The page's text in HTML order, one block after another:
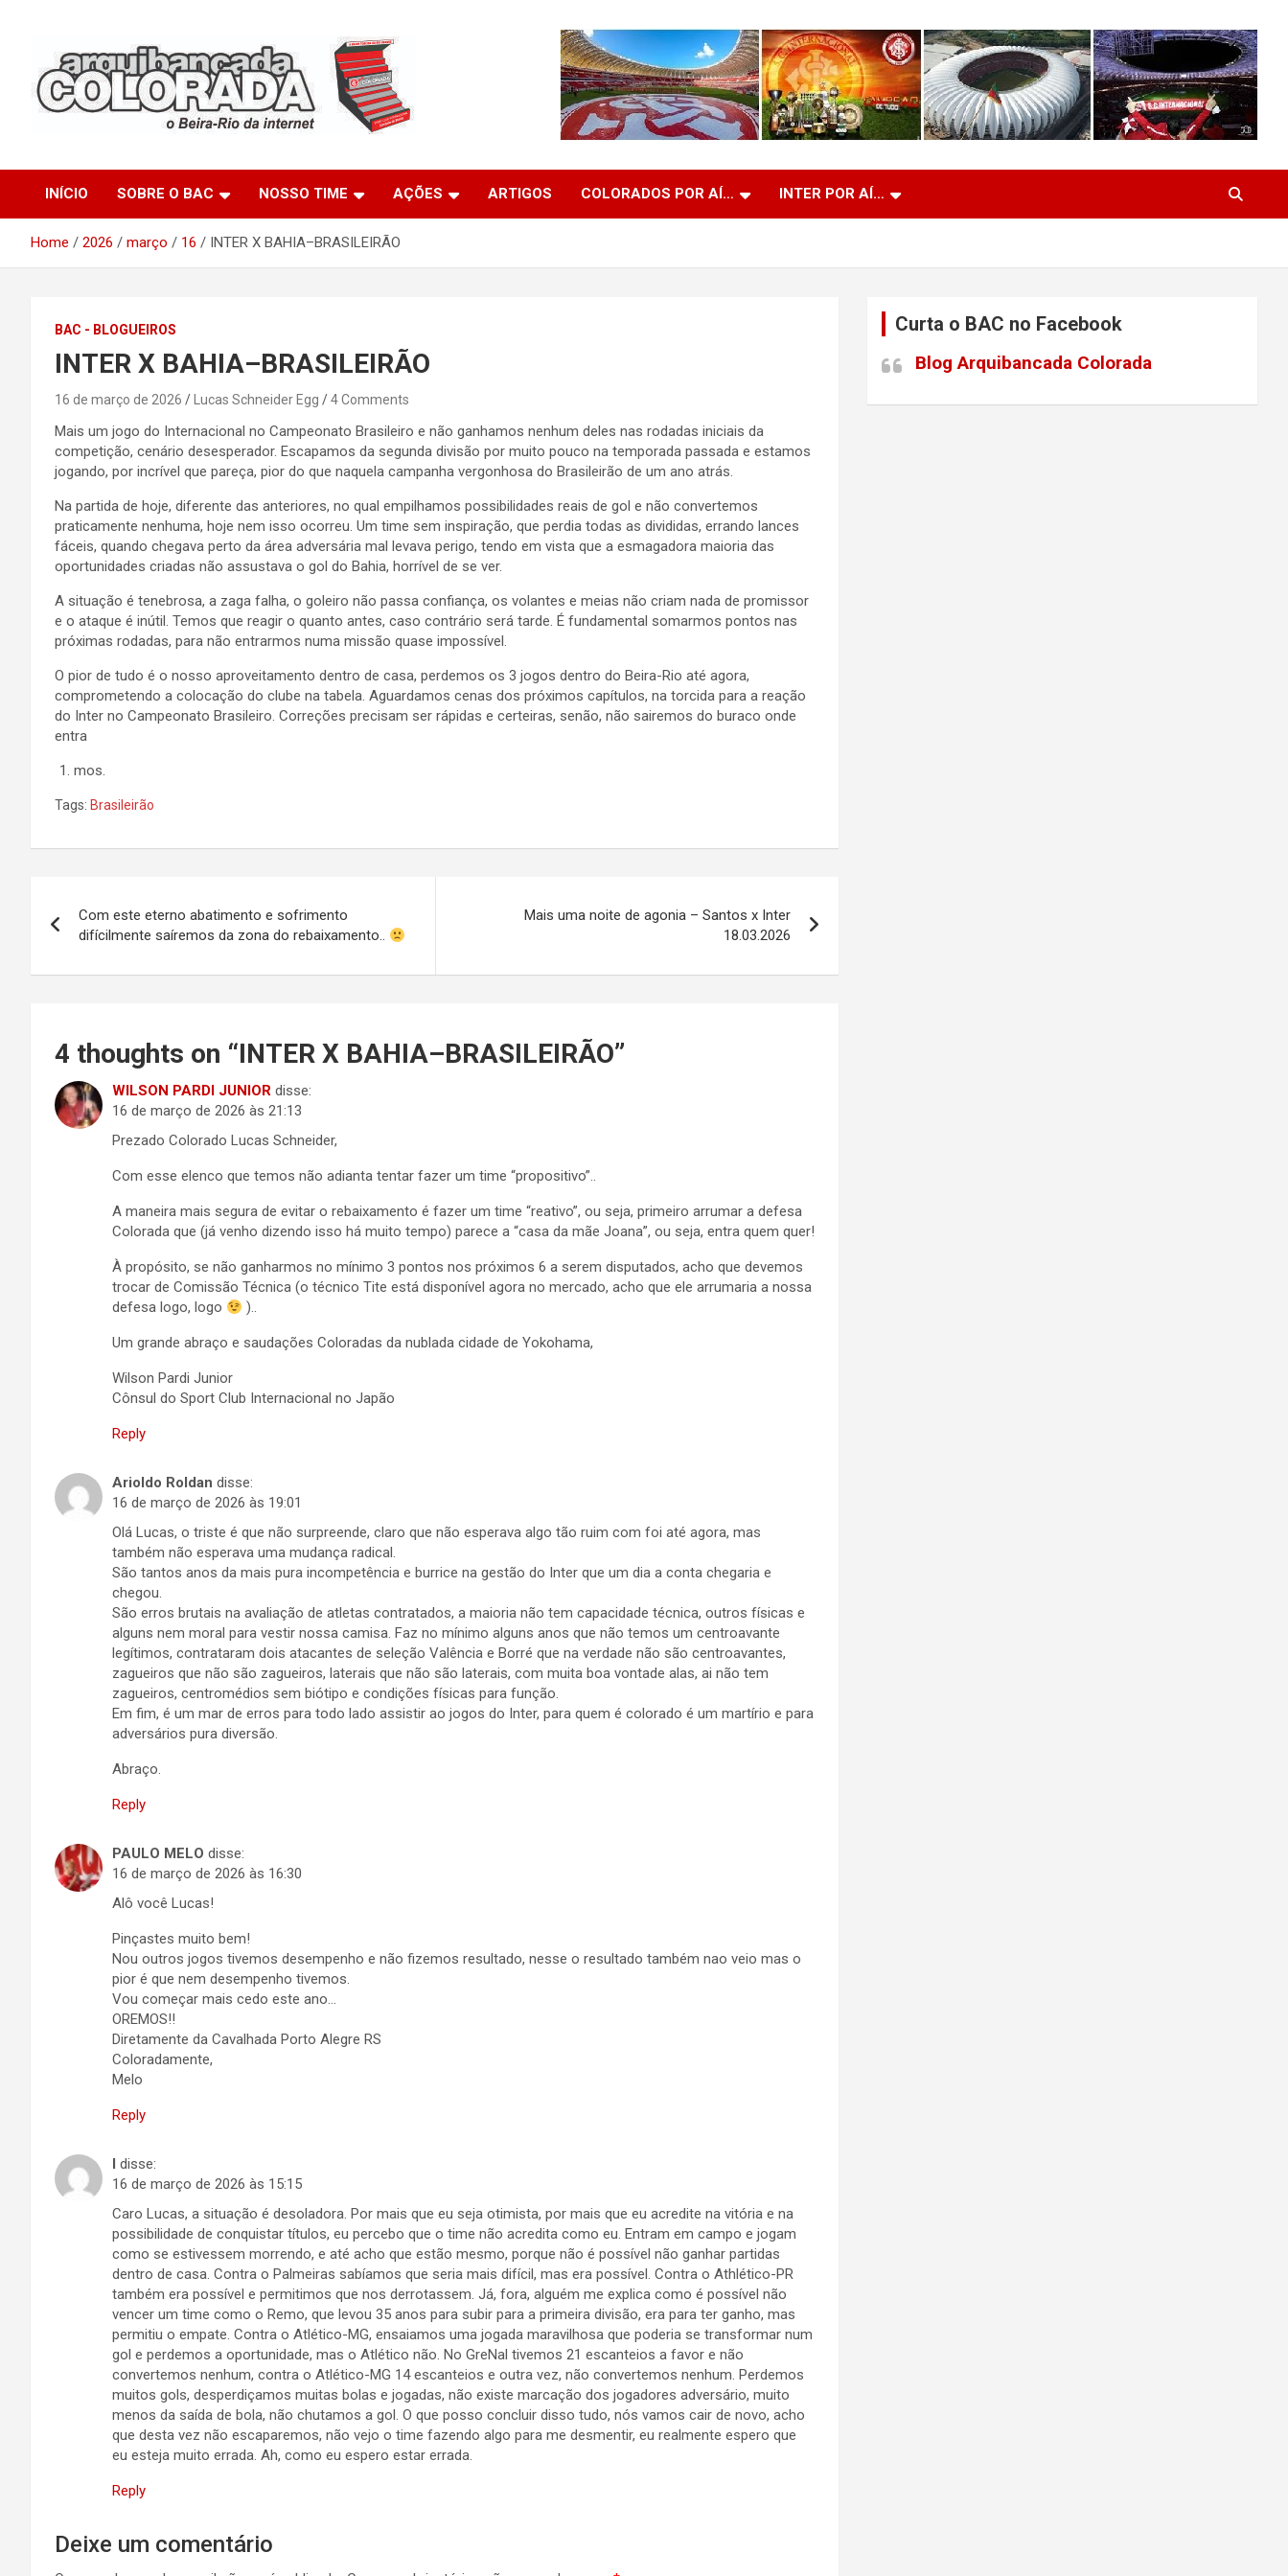
Arquibancada Colorada
INÍCIO SOBRE O BAC NOSSO TIME AÇÕES ARTIGOS COLORADOS POR AÍ… INTER POR AÍ…
Home 2026 março 16 INTER X BAHIA–BRASILEIRÃO
BAC - BLOGUEIROS
INTER X BAHIA–BRASILEIRÃO
16 de março de 2026 Lucas Schneider Egg 4 Comments
Mais um jogo do Internacional no Campeonato Brasileiro e não ganhamos nenhum deles nas rodadas iniciais da
competição, cenário desesperador. Escapamos da segunda divisão por muito pouco na temporada passada e estamos
jogando, por incrível que pareça, pior do que naquela campanha vergonhosa do Brasileirão de um ano atrás.
Na partida de hoje, diferente das anteriores, no qual empilhamos possibilidades reais de gol e não convertemos
praticamente nenhuma, hoje nem isso ocorreu. Um time sem inspiração, que perdia todas as divididas, errando lances
fáceis, quando chegava perto da área adversária mal levava perigo, tendo em vista que a esmagadora maioria das
oportunidades criadas não assustava o gol do Bahia, horrível de se ver.
A situação é tenebrosa, a zaga falha, o goleiro não passa confiança, os volantes e meias não criam nada de promissor
e o ataque é inútil. Temos que reagir o quanto antes, caso contrário será tarde. É fundamental somarmos pontos nas
próximas rodadas, para não entrarmos numa missão quase impossível.
O pior de tudo é o nosso aproveitamento dentro de casa, perdemos os 3 jogos dentro do Beira-Rio até agora,
comprometendo a colocação do clube na tabela. Aguardamos cenas dos próximos capítulos, na torcida para a reação
do Inter no Campeonato Brasileiro. Correções precisam ser rápidas e certeiras, senão, não sairemos do buraco onde
entra
mos.
Tags: Brasileirão
de
Post
Com este eterno abatimento e sofrimento
difícilmente saíremos da zona do rebaixamento..
Mais uma noite de agonia – Santos x Inter
18.03.2026
4 thoughts on “INTER X BAHIA–BRASILEIRÃO”
WILSON PARDI JUNIOR disse:
16 de março de 2026 às 21:13
Prezado Colorado Lucas Schneider,
Com esse elenco que temos não adianta tentar fazer um time “propositivo”..
A maneira mais segura de evitar o rebaixamento é fazer um time “reativo”, ou seja, primeiro arrumar a defesa
Colorada que (já venho dizendo isso há muito tempo) parece a “casa da mãe Joana”, ou seja, entra quem quer!
À propósito, se não ganharmos no mínimo 3 pontos nos próximos 6 a serem disputados, acho que devemos
trocar de Comissão Técnica (o técnico Tite está disponível agora no mercado, acho que ele arrumaria a nossa
defesa logo, logo
)..
Um grande abraço e saudações Coloradas da nublada cidade de Yokohama,
Wilson Pardi Junior
Cônsul do Sport Club Internacional no Japão
Reply
Arioldo Roldan disse:
16 de março de 2026 às 19:01
Olá Lucas, o triste é que não surpreende, claro que não esperava algo tão ruim com foi até agora, mas
também não esperava uma mudança radical.
São tantos anos da mais pura incompetência e burrice na gestão do Inter que um dia a conta chegaria e
chegou.
São erros brutais na avaliação de atletas contratados, a maioria não tem capacidade técnica, outros físicas e
alguns nem moral para vestir nossa camisa. Faz no mínimo alguns anos que não temos um centroavante
legítimos, contrataram dois atacantes de seleção Valência e Borré que na verdade não são centroavantes,
zagueiros que não são zagueiros, laterais que não são laterais, com muita boa vontade alas, ai não tem
zagueiros, centromédios sem biótipo e condições físicas para função.
Em fim, é um mar de erros para todo lado assistir ao jogos do Inter, para quem é colorado é um martírio e para
adversários pura diversão.
Abraço.
Reply
PAULO MELO disse:
16 de março de 2026 às 16:30
Alô você Lucas!
Pinçastes muito bem!
Nou outros jogos tivemos desempenho e não fizemos resultado, nesse o resultado também nao veio mas o
pior é que nem desempenho tivemos.
Vou começar mais cedo este ano…
OREMOS!!
Diretamente da Cavalhada Porto Alegre RS
Coloradamente,
Melo
Reply
I disse:
16 de março de 2026 às 15:15
Caro Lucas, a situação é desoladora. Por mais que eu seja otimista, por mais que eu acredite na vitória e na
possibilidade de conquistar títulos, eu percebo que o time não acredita como eu. Entram em campo e jogam
como se estivessem morrendo, e até acho que estão mesmo, porque não é possível não ganhar partidas
dentro de casa. Contra o Palmeiras sabíamos que seria mais difícil, mas era possível. Contra o Athlético-PR
também era possível e permitimos que nos derrotassem. Já, fora, alguém me explica como é possível não
vencer um time como o Remo, que levou 35 anos para subir para a primeira divisão, era para ter ganho, mas
permitiu o empate. Contra o Atlético-MG, ensaiamos uma jogada maravilhosa que poderia se transformar num
gol e perdemos a oportunidade, mas o Atlético não. No GreNal tivemos 21 escanteios a favor e não
convertemos nenhum, contra o Atlético-MG 14 escanteios e outra vez, não convertemos nenhum. Perdemos
muitos gols, desperdiçamos muitas bolas e jogadas, não existe marcação dos jogadores adversário, muito
menos da saída de bola, não chutamos a gol. O que posso concluir disso tudo, nós vamos cair de novo, acho
que desta vez não escaparemos, não vejo o time fazendo algo para me desmentir, eu realmente espero que
eu esteja muito errada. Ah, como eu espero estar errada.
Reply
Deixe um comentário
Curta o BAC no Facebook
Blog Arquibancada Colorada